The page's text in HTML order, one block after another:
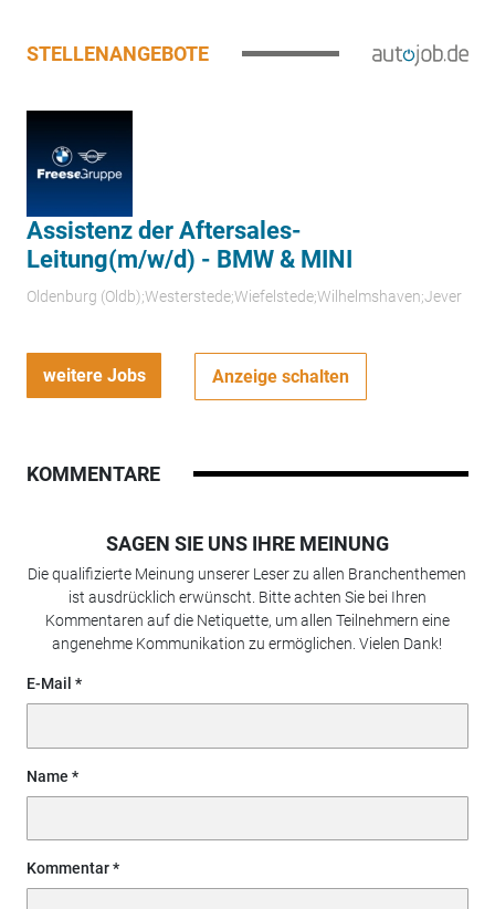
STELLENANGEBOTE
Assistenz der Aftersales-
Leitung(m/w/d) - BMW & MINI
Oldenburg (Oldb);Westerstede;Wiefelstede;Wilhelmshaven;Jever
weitere Jobs Anzeige schalten
KOMMENTARE
SAGEN SIE UNS IHRE MEINUNG
Die qualifizierte Meinung unserer Leser zu allen Branchenthemen
ist ausdrücklich erwünscht. Bitte achten Sie bei Ihren
Kommentaren auf die Netiquette, um allen Teilnehmern eine
angenehme Kommunikation zu ermöglichen. Vielen Dank!
E-Mail
Name
Kommentar